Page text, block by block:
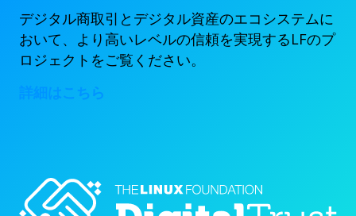
デジタル商取引とデジタル資産のエコシステムに
おいて、より高いレベルの信頼を実現するLFのプ
ロジェクトをご覧ください。
詳細はこちら